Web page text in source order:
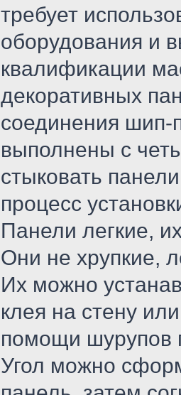
требует
оборудования и
квалификации
декоративных
соединения шип-
выполнены с
стыковать
процесс
Панели легкие,
Они не хрупкие,
Их можно
клея на стену
помощи шурупов
Угол можно